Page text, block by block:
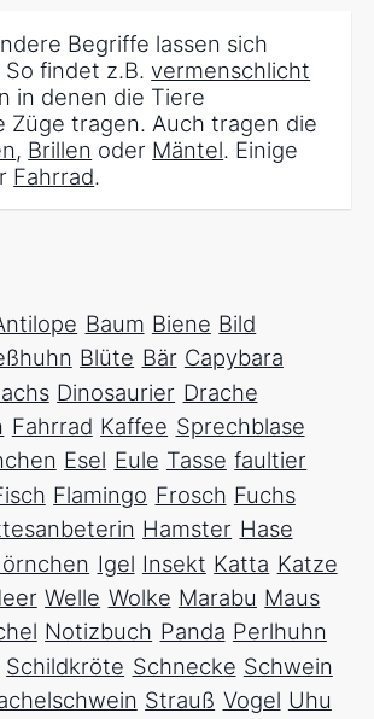
Begriffe lassen sich
So findet z.B.vermenschlicht
in denen die Tiere
Züge tragen. Auch tragen die
, Brillen oder Mäntel. Einige
Fahrrad.
Baum Biene Bild
Blüte Bär Capybara
Dinosaurier Drache
Fahrrad Kaffee Sprechblase
Esel Eule Tasse faultier
Flamingo Frosch Fuchs
Hamster Hase
Igel Insekt Katta Katze
Welle Wolke Marabu Maus
Notizbuch Panda Perlhuhn
Schildkröte Schnecke Schwein
Strauß Vogel Uhu